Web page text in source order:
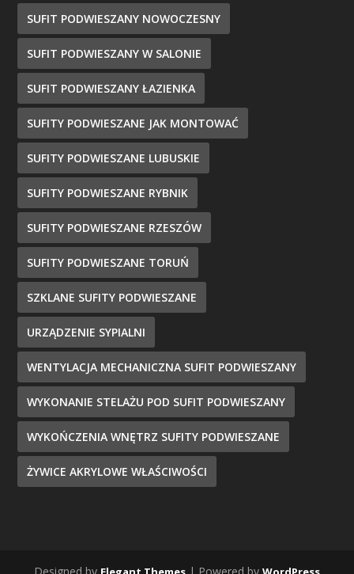
SUFIT PODWIESZANY NOWOCZESNY
SUFIT PODWIESZANY W SALONIE
SUFIT PODWIESZANY ŁAZIENKA
SUFITY PODWIESZANE JAK MONTOWAĆ
SUFITY PODWIESZANE LUBUSKIE
SUFITY PODWIESZANE RYBNIK
SUFITY PODWIESZANE RZESZÓW
SUFITY PODWIESZANE TORUŃ
SZKLANE SUFITY PODWIESZANE
URZĄDZENIE SYPIALNI
WENTYLACJA MECHANICZNA SUFIT PODWIESZANY
WYKONANIE STELAŻU POD SUFIT PODWIESZANY
WYKOŃCZENIA WNĘTRZ SUFITY PODWIESZANE
ŻYWICE AKRYLOWE WŁAŚCIWOŚCI